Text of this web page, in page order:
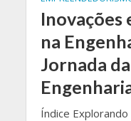
Inovações
na
Jornada
Índice